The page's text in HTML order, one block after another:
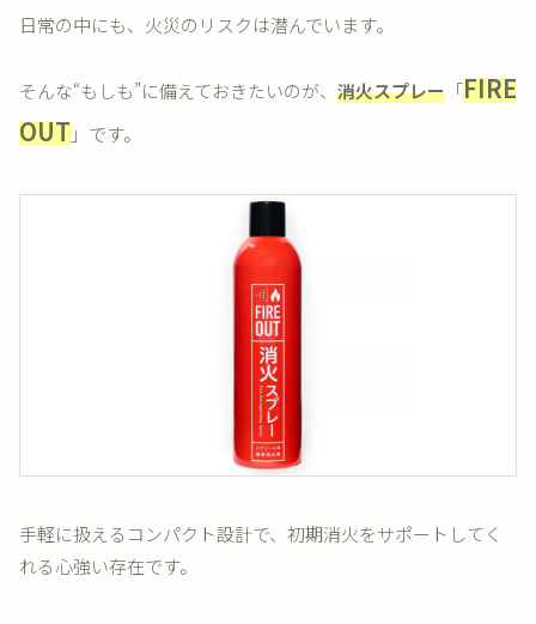
日常の中にも、火災のリスクは潜んでいます。
そんな“もしも”に備えておきたいのが、 消火スプレー 「FIRE
OUT」です。
手軽に扱えるコンパクト設計で、初期消火をサポートしてく
れる心強い存在です。